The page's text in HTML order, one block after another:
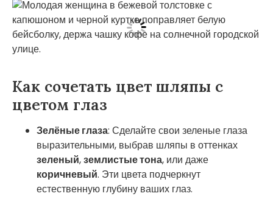
Как сочетать цвет шляпы с
цветом глаз
Зелёные глаза: Сделайте свои зеленые глаза
выразительными, выбрав шляпы в оттенках
зеленый,землистые тона, или даже
коричневый. Эти цвета подчеркнут
естественную глубину ваших глаз.